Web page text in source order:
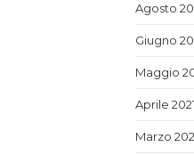
Agosto
Giugno
Maggio
Aprile 2021
Marzo